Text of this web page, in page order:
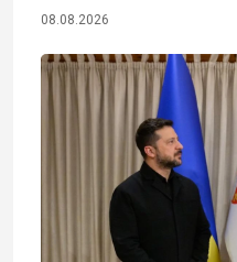
08.08.2026